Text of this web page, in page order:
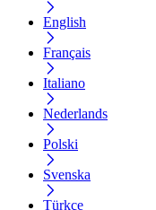
English
Français
Italiano
Nederlands
Polski
Svenska
Türkçe